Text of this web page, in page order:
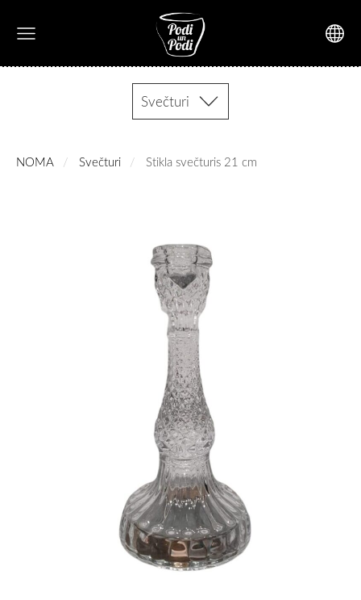
Svečturi
NOMA Svečturi Stikla svečturis 21 cm